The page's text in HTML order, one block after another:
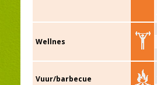
Wellnes
Vuur/barbecue